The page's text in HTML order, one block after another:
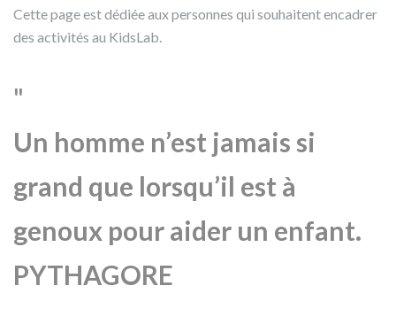
Cette page est dédiée aux personnes qui souhaitent encadrer
des activités au KidsLab.
Un homme n’est jamais si
grand que lorsqu’il est à
genoux pour aider un enfant.
PYTHAGORE